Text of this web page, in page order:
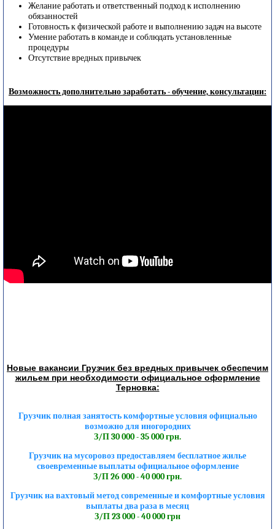
Желание работать и ответственный подход к исполнению
обязанностей
Готовность к физической работе и выполнению задач на высоте
Умение работать в команде и соблюдать установленные
процедуры
Отсутствие вредных привычек
Возможность дополнительно заработать - обучение, консультации:
Новые вакансии Грузчик без вредных привычек обеспечим
жильем при необходимости официальное оформление
Терновка:
Грузчик полная занятость комфортные условия официально
возможно для иногородних
З/П 30 000 - 35 000 грн.
Грузчик на мусоровоз предоставляем бесплатное жилье
своевременные выплаты официальное оформление
З/П 26 000 - 40 000 грн.
Грузчик на вахтовый метод современные и комфортные условия
выплаты два раза в месяц
З/П 23 000 - 40 000 грн